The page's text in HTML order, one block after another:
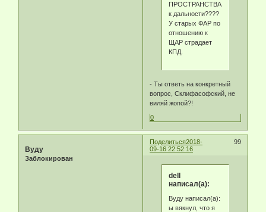
ПРОСТРАНСТВА,
к дальности????
У старых ФАР по
отношению к
ЩАР страдает
КПД.
- Ты ответь на конкретный
вопрос, Склифасофский, не
виляй жопой?!
0
Поделиться 99
2018-
09-16 22:52:16
Byду
Заблокирован
dell
написал(а):
Byду написал(а):
ы вякнул, что я